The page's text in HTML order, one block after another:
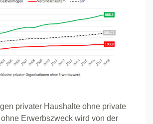
privater Haushalte ohne private
Erwerbszweck wird von der